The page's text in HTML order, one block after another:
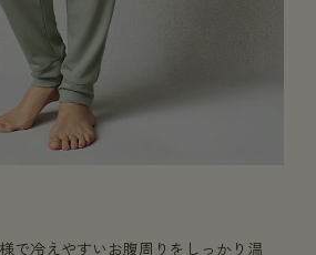
で冷えやすいお腹周りをしっかり温